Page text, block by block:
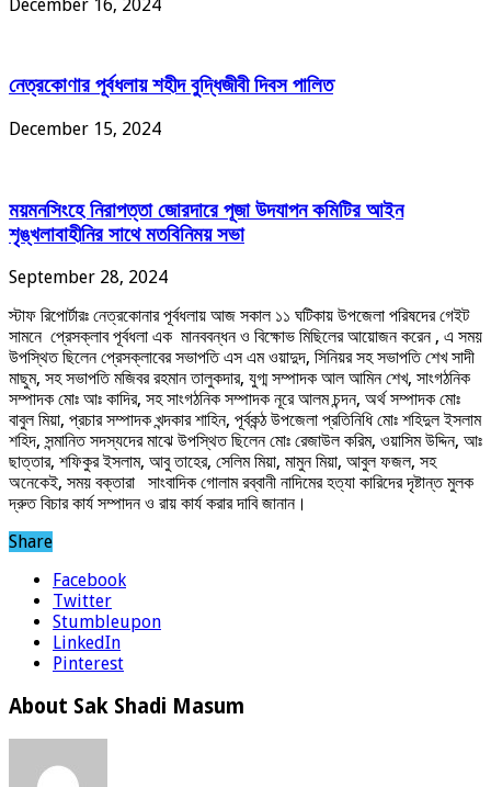
December 16, 2024
নেত্রকোণার পূর্বধলায় শহীদ বুদ্ধিজীবী দিবস পালিত
December 15, 2024
ময়মনসিংহে নিরাপত্তা জোরদারে পূজা উদযাপন কমিটির আইন
শৃঙ্খলাবাহীনির সাথে মতবিনিময় সভা
September 28, 2024
স্টাফ রিপোর্টারঃ নেত্রকোনার পূর্বধলায় আজ সকাল ১১ ঘটিকায় উপজেলা পরিষদের গেইট
সামনে প্রেসক্লাব পূর্বধলা এক মানববন্ধন ও বিক্ষোভ মিছিলের আয়োজন করেন , এ সময়
উপস্থিত ছিলেন প্রেসক্লাবের সভাপতি এস এম ওয়াদুদ, সিনিয়র সহ সভাপতি শেখ সাদী
মাছুম, সহ সভাপতি মজিবর রহমান তালুকদার, যুগ্ম সম্পাদক আল আমিন শেখ, সাংগঠনিক
সম্পাদক মোঃ আঃ কাদির, সহ সাংগঠনিক সম্পাদক নূরে আলম চন্দন, অর্থ সম্পাদক মোঃ
বাবুল মিয়া, প্রচার সম্পাদক খন্দকার শাহিন, পূর্বকন্ঠ উপজেলা প্রতিনিধি মোঃ শহিদুল ইসলাম
শহিদ, সন্মানিত সদস্যদের মাঝে উপস্থিত ছিলেন মোঃ রেজাউল করিম, ওয়াসিম উদ্দিন, আঃ
ছাত্তার, শফিকুর ইসলাম, আবু তাহের, সেলিম মিয়া, মামুন মিয়া, আবুল ফজল, সহ
অনেকেই, সময় বক্তারা সাংবাদিক গোলাম রব্বানী নাদিমের হত্যা কারিদের দৃষ্টান্ত মুলক
দ্রুত বিচার কার্য সম্পাদন ও রায় কার্য করার দাবি জানান।
Share
Facebook
Twitter
Stumbleupon
LinkedIn
Pinterest
About Sak Shadi Masum